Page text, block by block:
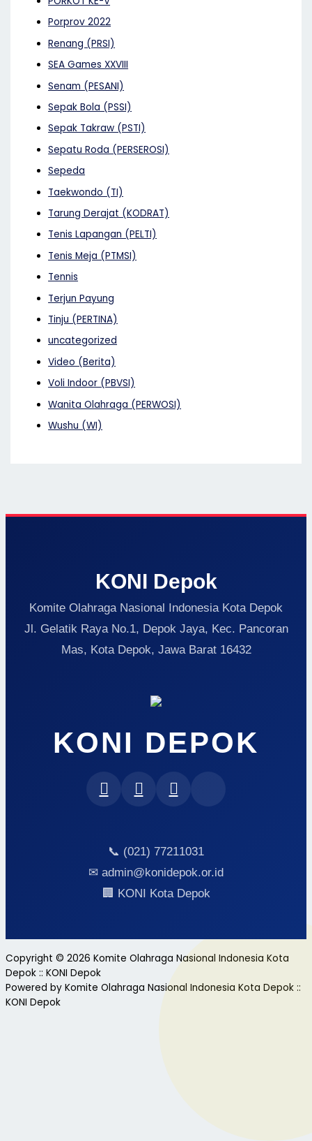
Porprov 2022
Renang (PRSI)
SEA Games XXVIII
Senam (PESANI)
Sepak Bola (PSSI)
Sepak Takraw (PSTI)
Sepatu Roda (PERSEROSI)
Sepeda
Taekwondo (TI)
Tarung Derajat (KODRAT)
Tenis Lapangan (PELTI)
Tenis Meja (PTMSI)
Tennis
Terjun Payung
Tinju (PERTINA)
uncategorized
Video (Berita)
Voli Indoor (PBVSI)
Wanita Olahraga (PERWOSI)
Wushu (WI)
KONI Depok
Komite Olahraga Nasional Indonesia Kota Depok
Jl. Gelatik Raya No.1, Depok Jaya, Kec. Pancoran
Mas, Kota Depok, Jawa Barat 16432
KONI DEPOK
📞 (021) 77211031
✉ admin@konidepok.or.id
🏢 KONI Kota Depok
Copyright © 2026 Komite Olahraga Nasional Indonesia Kota
Depok :: KONI Depok
Powered by Komite Olahraga Nasional Indonesia Kota Depok ::
KONI Depok